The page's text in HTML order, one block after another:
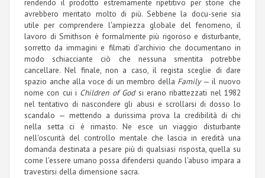
rendendo il prodotto estremamente ripetitivo per storie che
avrebbero meritato molto di più. Sebbene la docu-serie sia
utile per comprendere l'ampiezza globale del fenomeno, il
lavoro di Smithson è formalmente più rigoroso e disturbante,
sorretto da immagini e filmati d'archivio che documentano in
modo schiacciante ciò che nessuna smentita potrebbe
cancellare. Nel finale, non a caso, il regista sceglie di dare
spazio anche alla voce di un membro della Family — il nuovo
nome con cui i Children of Godsi erano ribattezzati nel 1982
nel tentativo di nascondere gli abusi e scrollarsi di dosso lo
scandalo — mettendo a durissima prova la credibilità di chi
nella setta ci è rimasto. Ne esce un viaggio disturbante
nell'oscurità del controllo mentale che lascia in eredità una
domanda destinata a pesare più di qualsiasi risposta, quella su
come l'essere umano possa difendersi quando l'abuso impara a
travestirsi della dimensione sacra.